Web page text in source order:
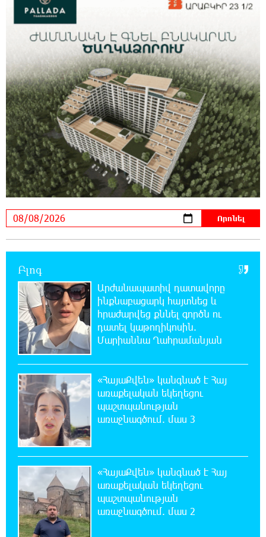
հարվшծները կառավարելու համար
21:45:44 7-08-2026
Երևանում և մարզերում էլեկտրաէներգիայի
ընդհատումներ կլինեն
21:26:16 7-08-2026
Ստեփանավանում ռուս կին է փորձել
ինքնասպան լինել
21:08:37 7-08-2026
ԵԱՏՄ֊ն չի ուզում, որ իր միջոցներով
զարգանա Հայաստանի տնտեսությունը ու
հետո գնա ԵՄ. Արշակ Կարապետյան
21:03:44 7-08-2026
Կաթողիկոսի նկատմամբ իրականացվող
բռնադատավարությունը միահեծան
իշխանության հետևանք է. Հանրային Դաշինք
Մեր երկրում իշխանության և ընդդիմության
անվերջանալի պայքարում տուժում է միայն
ու միայն ՀՀ քաղաքացին. Աննա Կոստանյան
20:49:35 7-08-2026
Փրկարարները հայտանաբերել են մոլորված
զբոսաշրջիկներին
20:39:24 7-08-2026
ԼՀԿ-ն պահանջում է դադարեցնել Գարեգին
Բ-ի և եպիսկոպոսների դեմ քրեական
հետապնդումը
Բլոգ
Արժանապատիվ դատավորը
ինքնաբացարկ հայտնեց և
հրաժարվեց քննել գործն ու
դատել կաթողիկոսին.
Մարիաննա Ղահրամանյան
«ՀայաՔվեն» կանգնած է Հայ
առաքելական եկեղեցու
պաշտպանության
առաջնագծում. մաս 3
«ՀայաՔվեն» կանգնած է Հայ
առաքելական եկեղեցու
պաշտպանության
առաջնագծում. մաս 2